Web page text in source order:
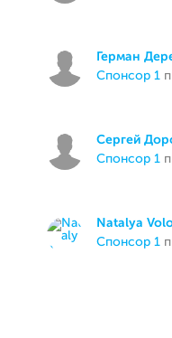
Герман
спонсор 1
Сергей
спонсор 1
Natalya
спонсор 1